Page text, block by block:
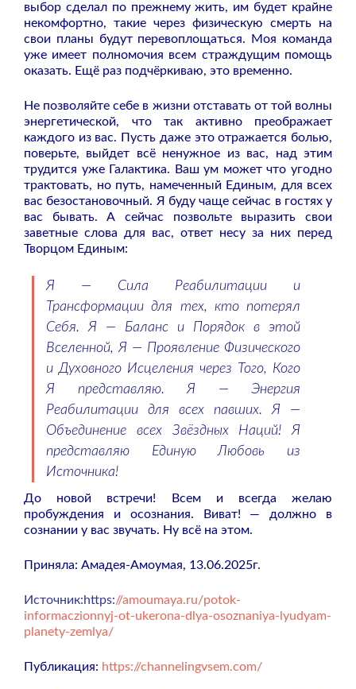
выбор сделал по прежнему жить, им будет крайне
некомфортно, такие через физическую смерть на
свои планы будут перевоплощаться. Моя команда
уже имеет полномочия всем страждущим помощь
оказать. Ещё раз подчёркиваю, это временно.
Не позволяйте себе в жизни отставать от той волны
энергетической, что так активно преображает
каждого из вас. Пусть даже это отражается болью,
поверьте, выйдет всё ненужное из вас, над этим
трудится уже Галактика. Ваш ум может что угодно
трактовать, но путь, намеченный Единым, для всех
вас безостановочный. Я буду чаще сейчас в гостях у
вас бывать. А сейчас позвольте выразить свои
заветные слова для вас, ответ несу за них перед
Творцом Единым:
Я — Сила Реабилитации и
Трансформации для тех, кто потерял
Себя. Я — Баланс и Порядок в этой
Вселенной, Я — Проявление Физического
и Духовного Исцеления через Того, Кого
Я представляю. Я — Энергия
Реабилитации для всех павших. Я —
Объединение всех Звёздных Наций! Я
представляю Единую Любовь из
Источника!
До новой встречи! Всем и всегда желаю
пробуждения и осознания. Виват! — должно в
сознании у вас звучать. Ну всё на этом.
Приняла: Амадея-Амоумая, 13.06.2025г.
Источник:https://amoumaya.ru/potok-
informaczionnyj-ot-ukerona-dlya-osoznaniya-lyudyam-
planety-zemlya/
Публикация: https://channelingvsem.com/